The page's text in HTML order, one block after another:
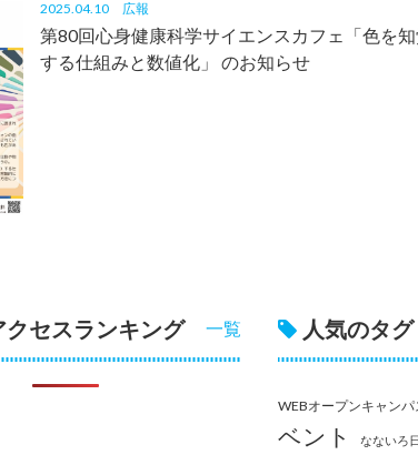
2025.04.10 広報
第80回心身健康科学サイエンスカフェ「色を
する仕組みと数値化」 のお知らせ
一覧
クセスランキング 人気のタグ
WEBオープンキャンパ
ベント
なないろ